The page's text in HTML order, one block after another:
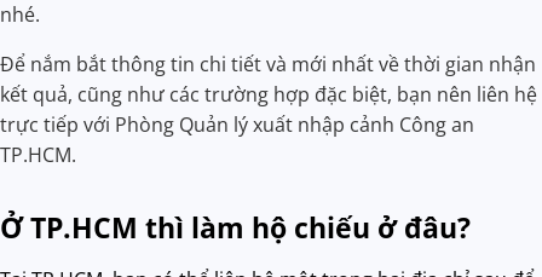
nhé.
Để nắm bắt thông tin chi tiết và mới nhất về thời gian nhận
kết quả, cũng như các trường hợp đặc biệt, bạn nên liên hệ
trực tiếp với Phòng Quản lý xuất nhập cảnh Công an
TP.HCM.
Ở TP.HCM thì làm hộ chiếu ở đâu?